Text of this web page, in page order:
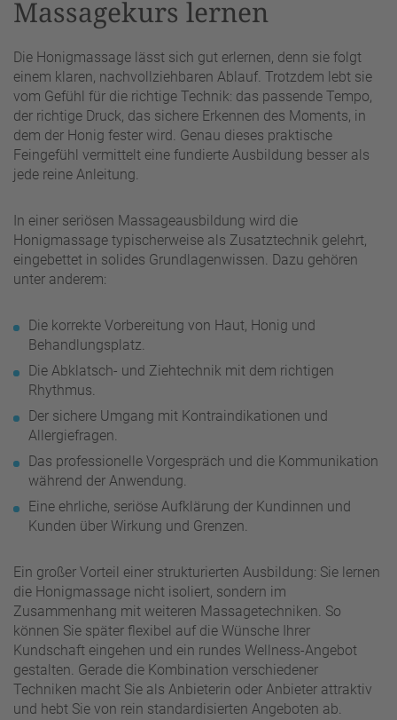
Massagekurs lernen
Die Honigmassage lässt sich gut erlernen, denn sie folgt
einem klaren, nachvollziehbaren Ablauf. Trotzdem lebt sie
vom Gefühl für die richtige Technik: das passende Tempo,
der richtige Druck, das sichere Erkennen des Moments, in
dem der Honig fester wird. Genau dieses praktische
Feingefühl vermittelt eine fundierte Ausbildung besser als
jede reine Anleitung.
In einer seriösen Massageausbildung wird die
Honigmassage typischerweise als Zusatztechnik gelehrt,
eingebettet in solides Grundlagenwissen. Dazu gehören
unter anderem:
Die korrekte Vorbereitung von Haut, Honig und
Behandlungsplatz.
Die Abklatsch- und Ziehtechnik mit dem richtigen
Rhythmus.
Der sichere Umgang mit Kontraindikationen und
Allergiefragen.
Das professionelle Vorgespräch und die Kommunikation
während der Anwendung.
Eine ehrliche, seriöse Aufklärung der Kundinnen und
Kunden über Wirkung und Grenzen.
Ein großer Vorteil einer strukturierten Ausbildung: Sie lernen
die Honigmassage nicht isoliert, sondern im
Zusammenhang mit weiteren Massagetechniken. So
können Sie später flexibel auf die Wünsche Ihrer
Kundschaft eingehen und ein rundes Wellness-Angebot
gestalten. Gerade die Kombination verschiedener
Techniken macht Sie als Anbieterin oder Anbieter attraktiv
und hebt Sie von rein standardisierten Angeboten ab.